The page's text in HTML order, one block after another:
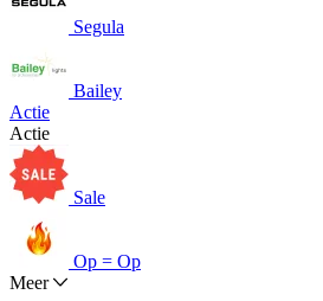
Segula
Bailey
Actie
Actie
Sale
Op = Op
Meer